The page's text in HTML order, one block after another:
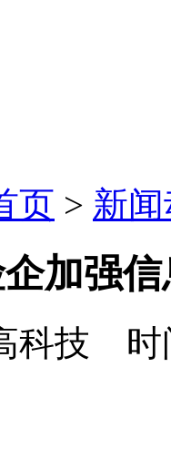
页 > 新
加强
科技 时